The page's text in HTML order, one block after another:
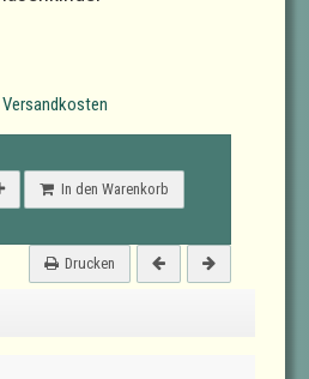
In den Warenkorb
Drucken